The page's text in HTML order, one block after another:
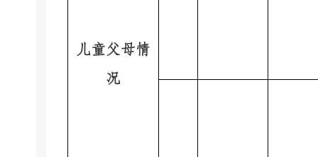
儿童父母情
况